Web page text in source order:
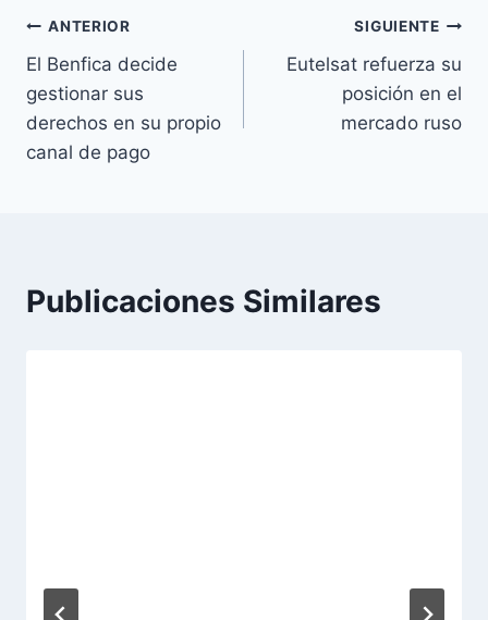
Navegación
de
entradas
ANTERIOR
El Benfica decide
gestionar sus
derechos en su propio
canal de pago
SIGUIENTE
Eutelsat refuerza su
posición en el
mercado ruso
Publicaciones Similares